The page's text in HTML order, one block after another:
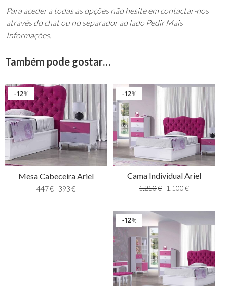
Para aceder a todas as opções não hesite em contactar-nos
através do chat ou no separador ao lado Pedir Mais
Informações.
Também pode gostar…
%
12
Mesa Cabeceira Ariel
447€ 393€
%
12
Cama Individual Ariel
1.250€ 1.100€
%
12